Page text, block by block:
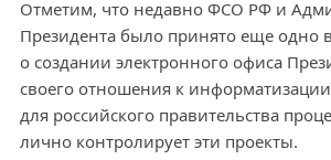
Отметим, что недавно ФСО РФ и
Президента было принято еще одно
о создании электронного офиса
своего отношения к
для российского правительства
лично контролирует эти проекты.